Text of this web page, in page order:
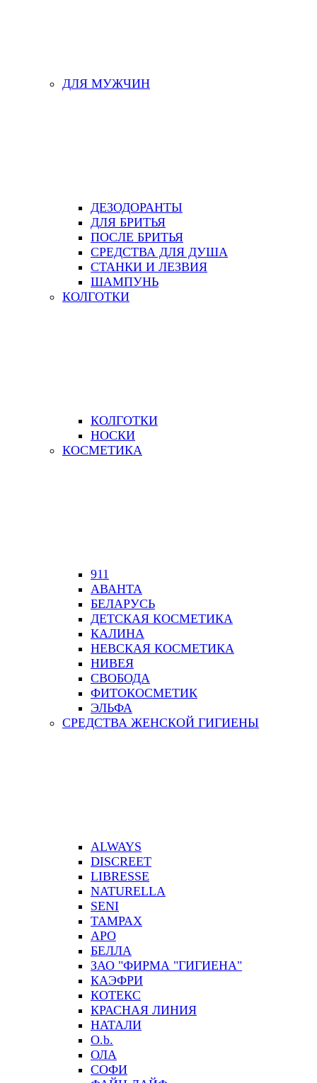
ДЛЯ МУЖЧИН
ДЕЗОДОРАНТЫ
ДЛЯ БРИТЬЯ
ПОСЛЕ БРИТЬЯ
СРЕДСТВА ДЛЯ ДУША
СТАНКИ И ЛЕЗВИЯ
ШАМПУНЬ
КОЛГОТКИ
КОЛГОТКИ
НОСКИ
КОСМЕТИКА
911
АВАНТА
БЕЛАРУСЬ
ДЕТСКАЯ КОСМЕТИКА
КАЛИНА
НЕВСКАЯ КОСМЕТИКА
НИВЕЯ
СВОБОДА
ФИТОКОСМЕТИК
ЭЛЬФА
СРЕДСТВА ЖЕНСКОЙ ГИГИЕНЫ
ALWAYS
DISCREET
LIBRESSE
NATURELLA
SENI
TAMPAX
АРО
БЕЛЛА
ЗАО "ФИРМА "ГИГИЕНА"
КАЭФРИ
КОТЕКС
КРАСНАЯ ЛИНИЯ
НАТАЛИ
О.b.
ОЛА
СОФИ